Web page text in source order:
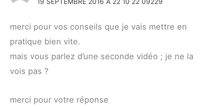
merci pour vos conseils que je vais mettre en
pratique bien vite.
mais vous parlez d’une seconde vidéo ; je ne la
vois pas ?
merci pour votre réponse